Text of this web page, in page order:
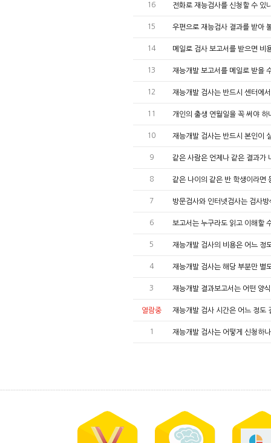
16 전화로 재능검사를 신청할 수 있
15 우편으로 재능검사 결과를 받아
14 메일로 검사 보고서를 받으면 비
13 재능개발 보고서를 메일로 받을
12 재능개발 검사는 반드시 센터에
11 개인의 출생 연월일을 꼭 써야 하
10 재능개발 검사는 반드시 본인이
9 같은 사람은 언제나 같은 결과가
8 같은 나이의 같은 반 학생이라면
7 방문검사와 인터넷검사는 검사
6 보고서는 누구라도 읽고 이해할
5 재능개발 검사의 비용은 어느 정
4 재능개발 검사는 해당 부분만 별
3 재능개발 결과보고서는 어떤 양
열람중 재능개발 검사 시간은 어느 정도
1 재능개발 검사는 어떻게 신청하